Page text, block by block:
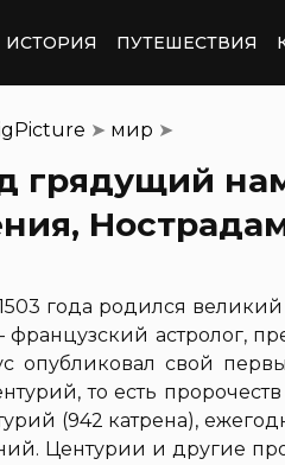
ИСТОРИЯ ПУТЕШЕСТВИЯ
➤ мир ➤
грядущий
года родился
астролог,
опубликовал свой
то есть
(942 катрена),
Центурии и другие